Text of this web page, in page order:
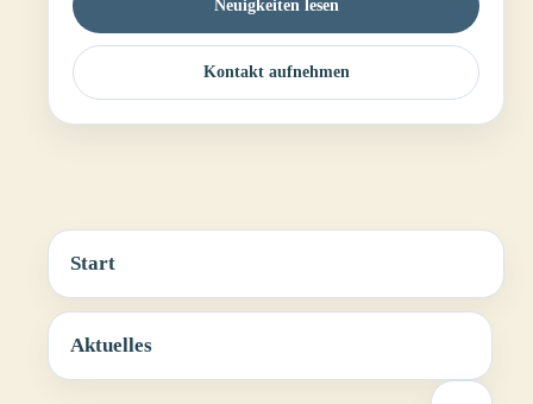
Neuigkeiten lesen
Kontakt aufnehmen
Start
Aktuelles